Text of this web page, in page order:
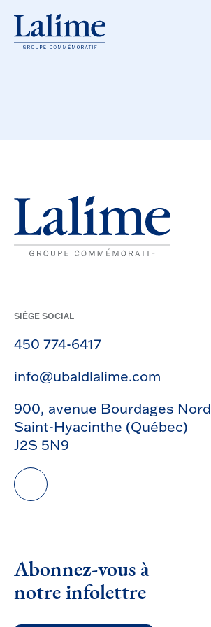
SIÈGE SOCIAL
450 774-6417
info@ubaldlalime.com
900, avenue Bourdages Nord
Saint-Hyacinthe (Québec)
J2S 5N9
Abonnez-vous à
notre infolettre